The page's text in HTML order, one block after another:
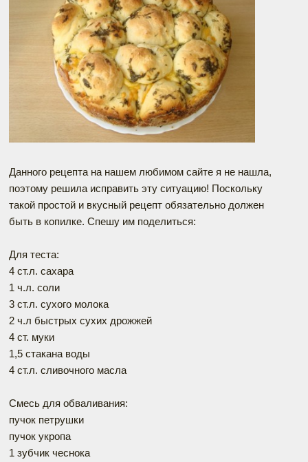
Данного рецепта на нашем любимом сайте я не нашла,
поэтому решила исправить эту ситуацию! Поскольку
такой простой и вкусный рецепт обязательно должен
быть в копилке. Спешу им поделиться:
Для теста:
4 ст.л. сахара
1 ч.л. соли
3 ст.л. сухого молока
2 ч.л быстрых сухих дрожжей
4 ст. муки
1,5 стакана воды
4 ст.л. сливочного масла
Смесь для обваливания:
пучок петрушки
пучок укропа
1 зубчик чеснока